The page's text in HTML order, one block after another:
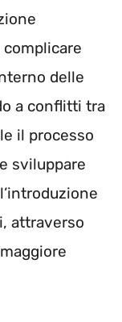
complicare
delle
a conflitti tra
il processo
sviluppare
attraverso